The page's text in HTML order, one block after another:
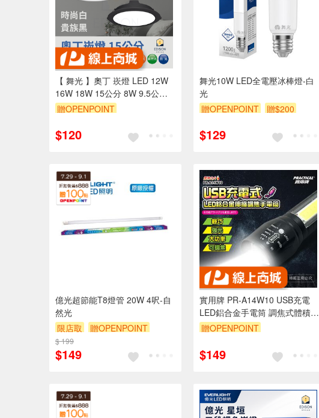
【 舞光 】奧丁 崁燈 LED 12W
16W 18W 15公分 8W 9.5公分
5W 7.5公分 嵌燈
贈OPENPOINT
$120
舞光10W LED全電壓冰棒燈-白
光
贈OPENPOINT
贈$200
$129
億光超節能T8燈管 20W 4呎-自
然光
限店取
贈OPENPOINT
贈$200
$ 199
$149
實用牌 PR-A14W10 USB充電
LED鋁合金手電筒 調焦式體積輕
巧 便攜照明 附充電線
贈OPENPOINT
（運費不算在 2000 元的範圍
$149